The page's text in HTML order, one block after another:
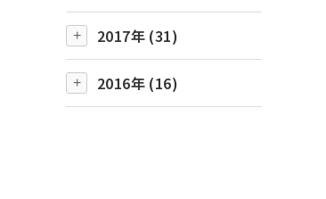
2017年 (31)
2016年 (16)